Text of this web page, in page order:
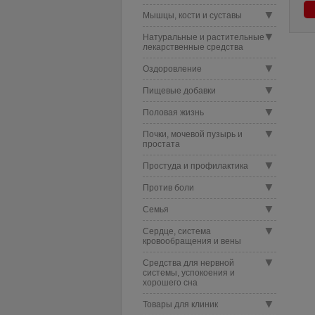
▼
Мышцы, кости и суставы
▼
Натуральные и растительные
лекарственные средства
▼
Оздоровление
▼
Пищевые добавки
▼
Половая жизнь
▼
Почки, мочевой пузырь и
простата
▼
Простуда и профилактика
▼
Против боли
▼
Семья
▼
Сердце, система
кровообращения и вены
▼
Средства для нервной
системы, успокоения и
хорошего сна
▼
Товары для клиник